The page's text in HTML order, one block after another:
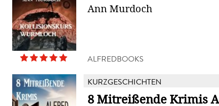
Ann Murdoch
ALFREDBOOKS
KURZGESCHICHTEN
8 Mitreißende Krimis